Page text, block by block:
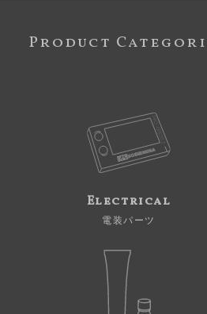
Product
Electrical
電装パーツ